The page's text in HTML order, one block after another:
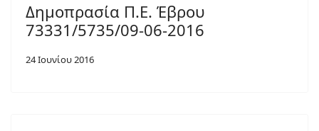
Δημοπρασία Π.Ε. Έβρου
73331/5735/09-06-2016
24 Ιουνίου 2016